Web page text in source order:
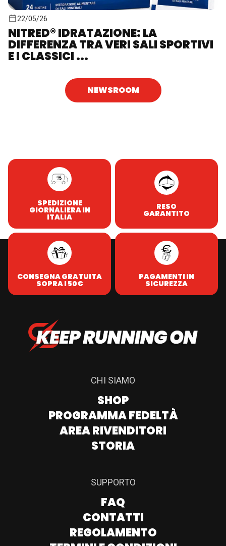
22/05/26
NITRED® IDRATAZIONE: LA
DIFFERENZA TRA VERI SALI SPORTIVI
E I CLASSICI ...
NEWSROOM
SPEDIZIONE
GIORNALIERA IN
ITALIA
RESO
GARANTITO
CONSEGNA GRATUITA
SOPRA I 50€
PAGAMENTI IN
SICUREZZA
CHI SIAMO
SHOP
PROGRAMMA FEDELTÀ
AREA RIVENDITORI
STORIA
SUPPORTO
FAQ
CONTATTI
REGOLAMENTO